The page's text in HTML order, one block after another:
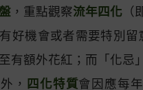
，重點觀察流年四化
好機會或者需要特別
有額外花紅；而「化忌
，
四化特質會因應每